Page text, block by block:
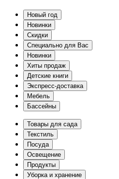
Новый год
Новинки
Скидки
Специально для Вас
Новинки
Хиты продаж
Детские книги
Экспресс-доставка
Мебель
Бассейны
Товары для сада
Текстиль
Посуда
Освещение
Продукты
Уборка и хранение